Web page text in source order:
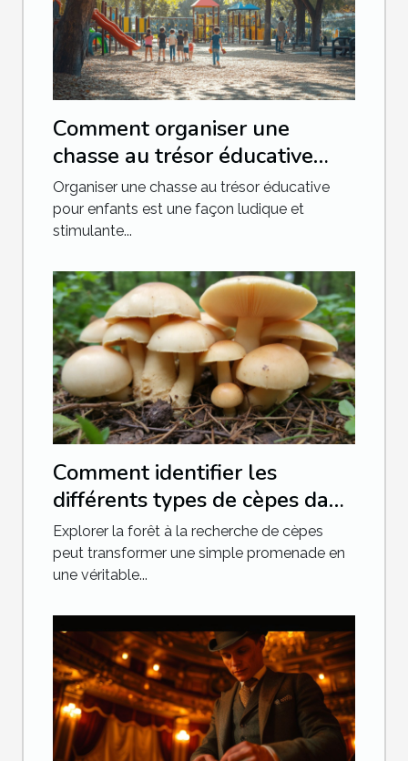
Comment organiser une
chasse au trésor éducative
pour enfants
Organiser une chasse au trésor éducative
pour enfants est une façon ludique et
stimulante...
Comment identifier les
différents types de cèpes dans
la nature
Explorer la forêt à la recherche de cèpes
peut transformer une simple promenade en
une véritable...